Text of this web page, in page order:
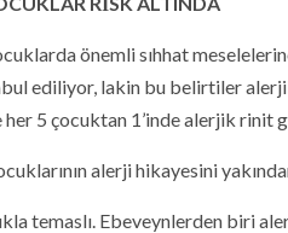
önemli sıhhat
ediliyor, lakin bu belirtiler
5 çocuktan 1’inde alerjik rinit
alerji hikayesini
temaslı. Ebeveynlerden biri